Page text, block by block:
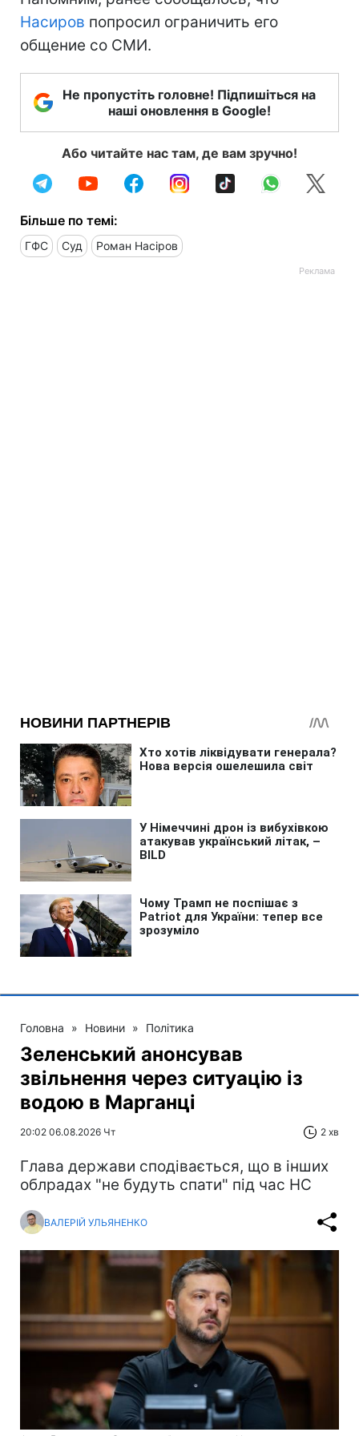
Насиров попросил ограничить его
общение со СМИ.
Не пропустіть головне! Підпишіться на
наші оновлення в Google!
Або читайте нас там, де вам зручно!
Більше по темі:
ГФС Суд Роман Насіров
Головна » Новини » Політика
Зеленський анонсував
звільнення через ситуацію із
водою в Марганці
20:02 06.08.2026 Чт 2 хв
Глава держави сподівається, що в інших
облрадах "не будуть спати" під час НС
ВАЛЕРІЙ УЛЬЯНЕНКО